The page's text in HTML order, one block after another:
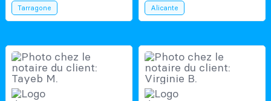
Tarragone Alicante